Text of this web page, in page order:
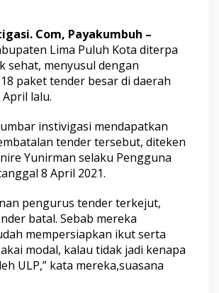
r
t
a
n
y
n
,
D
e
l
a
a
n
B
e
l
a
Com, Payakumbuh –
Lima Puluh Kota diterpa
sehat, menyusul dengan
paket tender besar di daerah
lalu.
instivigasi mendapatkan
tender tersebut, diteken
Yunirman selaku Pengguna
8 April 2021.
pengurus tender terkejut,
batal. Sebab mereka
mempersiapkan ikut serta
modal, kalau tidak jadi kenapa
ULP,” kata mereka,suasana